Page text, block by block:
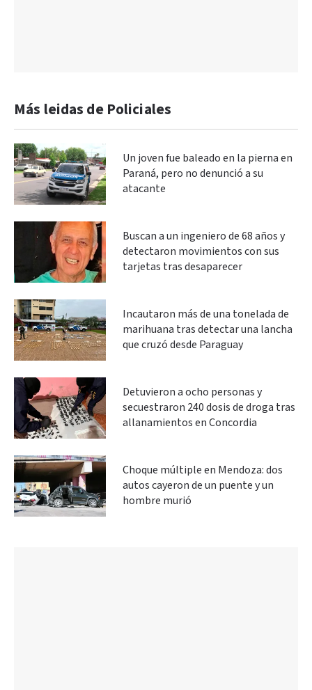
Más leidas de Policiales
Un joven fue baleado en la pierna en
Paraná, pero no denunció a su
atacante
Buscan a un ingeniero de 68 años y
detectaron movimientos con sus
tarjetas tras desaparecer
Incautaron más de una tonelada de
marihuana tras detectar una lancha
que cruzó desde Paraguay
Detuvieron a ocho personas y
secuestraron 240 dosis de droga tras
allanamientos en Concordia
Choque múltiple en Mendoza: dos
autos cayeron de un puente y un
hombre murió